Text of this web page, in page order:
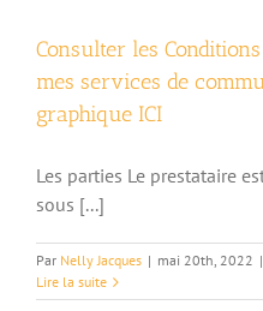
Consulter les
mes services de
graphique ICI
Les parties Le prestataire
sous [...]
Par Nelly Jacques | mai 20th, 2022 |
Lire la suite